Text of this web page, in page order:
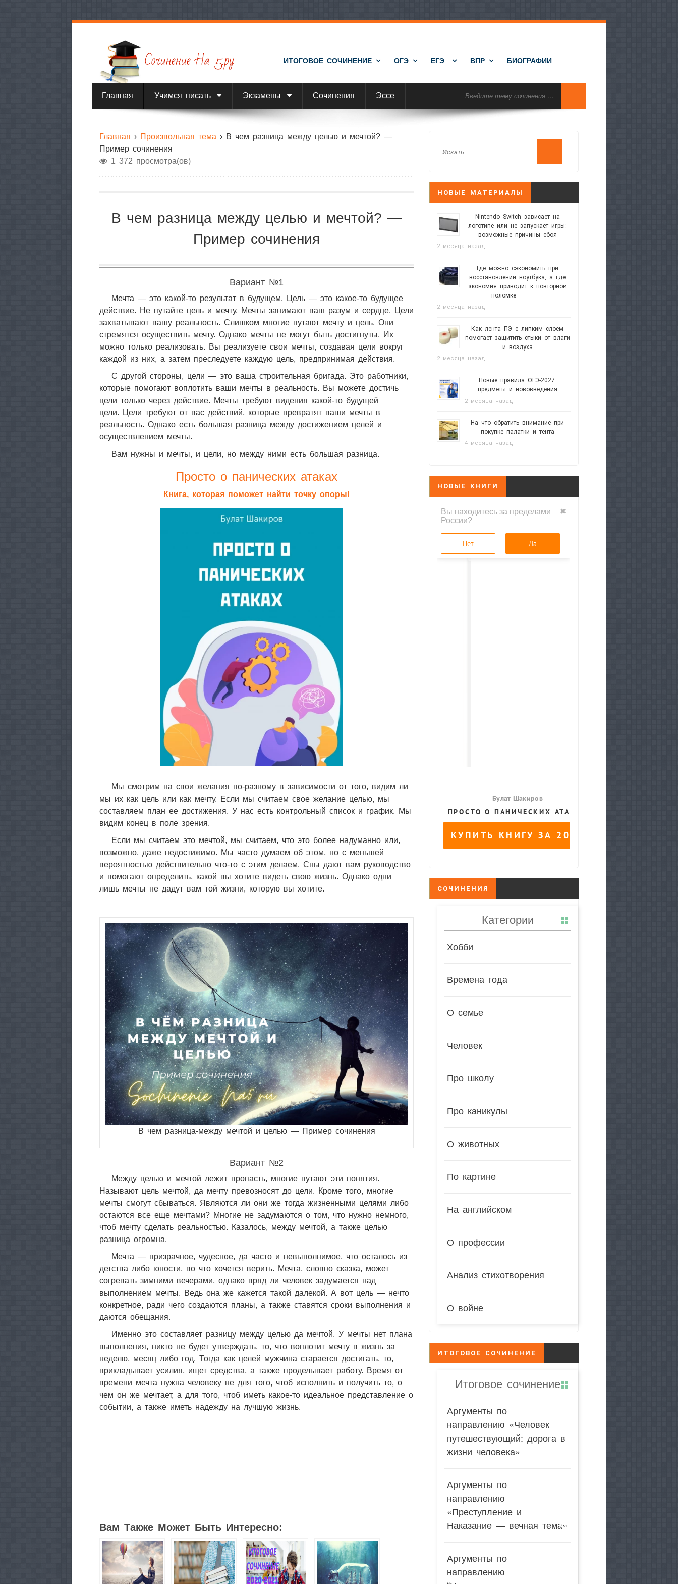
ИТОГОВОЕ СОЧИНЕНИЕ ОГЭ ЕГЭ ВПР БИОГРАФИИ
Главная Учимся писать Экзамены Сочинения Эссе
Главная › Произвольная тема › В чем разница между целью и мечтой? —
Пример сочинения
1 372 просмотра(ов)
В чем разница между целью и мечтой? —
Пример сочинения
Вариант №1
Мечта — это какой-то результат в будущем. Цель — это какое-то будущее
действие. Не путайте цель и мечту. Мечты занимают ваш разум и сердце. Цели
захватывают вашу реальность. Слишком многие путают мечту и цель. Они
стремятся осуществить мечту. Однако мечты не могут быть достигнуты. Их
можно только реализовать. Вы реализуете свои мечты, создавая цели вокруг
каждой из них, а затем преследуете каждую цель, предпринимая действия.
С другой стороны, цели — это ваша строительная бригада. Это работники,
которые помогают воплотить ваши мечты в реальность. Вы можете достичь
цели только через действие. Мечты требуют видения какой-то будущей
цели. Цели требуют от вас действий, которые превратят ваши мечты в
реальность. Однако есть большая разница между достижением целей и
осуществлением мечты.
Вам нужны и мечты, и цели, но между ними есть большая разница.
Просто о панических атаках
Книга, которая поможет найти точку опоры!
Мы смотрим на свои желания по-разному в зависимости от того, видим ли
мы их как цель или как мечту. Если мы считаем свое желание целью, мы
составляем план ее достижения. У нас есть контрольный список и график. Мы
видим конец в поле зрения.
Если мы считаем это мечтой, мы считаем, что это более надуманно или,
возможно, даже недостижимо. Мы часто думаем об этом, но с меньшей
вероятностью действительно что-то с этим делаем. Сны дают вам руководство
и помогают определить, какой вы хотите видеть свою жизнь. Однако одни
лишь мечты не дадут вам той жизни, которую вы хотите.
В чем разница-между мечтой и целью — Пример сочинения
Вариант №2
Между целью и мечтой лежит пропасть, многие путают эти понятия.
Называют цель мечтой, да мечту превозносят до цели. Кроме того, многие
мечты смогут сбываться. Являются ли они же тогда жизненными целями либо
остаются все еще мечтами? Многие не задумаются о том, что нужно немного,
чтоб мечту сделать реальностью. Казалось, между мечтой, а также целью
разница огромна.
Мечта — призрачное, чудесное, да часто и невыполнимое, что осталось из
детства либо юности, во что хочется верить. Мечта, словно сказка, может
согревать зимними вечерами, однако вряд ли человек задумается над
выполнением мечты. Ведь она же кажется такой далекой. А вот цель — нечто
конкретное, ради чего создаются планы, а также ставятся сроки выполнения и
даются обещания.
Именно это составляет разницу между целью да мечтой. У мечты нет плана
выполнения, никто не будет утверждать, то, что воплотит мечту в жизнь за
неделю, месяц либо год. Тогда как целей мужчина старается достигать, то,
прикладывает усилия, ищет средства, а также проделывает работу. Время от
времени мечта нужна человеку не для того, чтоб исполнить и получить то, о
чем он же мечтает, а для того, чтоб иметь какое-то идеальное представление о
событии, а также иметь надежду на лучшую жизнь.
Вам Также Может Быть Интересно:
НОВЫЕ МАТЕРИАЛЫ
Nintendo Switch зависает на
логотипе или не запускает игры:
возможные причины сбоя
2 месяца назад
Где можно сэкономить при
восстановлении ноутбука, а где
экономия приводит к повторной
поломке
2 месяца назад
Как лента ПЭ с липким слоем
помогает защитить стыки от влаги
и воздуха
2 месяца назад
Новые правила ОГЭ-2027:
предметы и нововведения
2 месяца назад
На что обратить внимание при
покупке палатки и тента
4 месяца назад
НОВЫЕ КНИГИ
СОЧИНЕНИЯ
Категории
Хобби
Времена года
О семье
Человек
Про школу
Про каникулы
О животных
По картине
На английском
О профессии
Анализ стихотворения
О войне
ИТОГОВОЕ СОЧИНЕНИЕ
Итоговое сочинение
Аргументы по
направлению «Человек
путешествующий: дорога в
жизни человека»
Аргументы по
направлению
«Преступление и
Наказание — вечная тема»
Аргументы по
направлению